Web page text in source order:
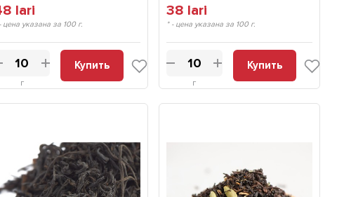
lari
цена указана за 100 г.
г
Купить
38 lari
* - цена указана за 100 г.
г
Купить